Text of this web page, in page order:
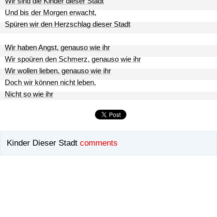
Und bis der Morgen erwacht,
Spüren wir den Herzschlag dieser Stadt
Wir haben Angst, genauso wie ihr
Wir spoüren den Schmerz, genauso wie ihr
Wir wollen lieben, genauso wie ihr
Doch wir können nicht leben,
Nicht so wie ihr
Kinder Dieser Stadt comments